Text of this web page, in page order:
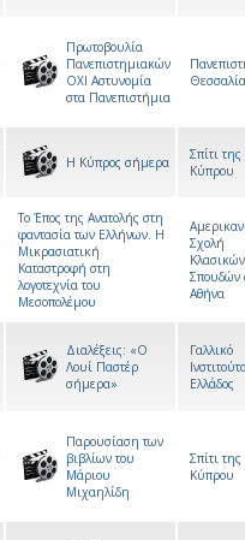
Πρωτοβουλία
Πανεπιστημιακών
ΟΧΙ Αστυνομία
στα Πανεπιστήμια
Η Κύπρος σήμερα
Σπίτι της
Κύπρου
Το Έπος της Ανατολής στη
φαντασία των Ελλήνων. Η
Μικρασιατική
Καταστροφή στη
λογοτεχνία του
Μεσοπολέμου
Σχολή
Κλασικών
Σπουδών
Αθήνα
Διαλέξεις: «Ο
Λουί Παστέρ
σήμερα»
Γαλλικό
Ινστιτούτο
Ελλάδος
Παρουσίαση των
βιβλίων του
Μάριου
Μιχαηλίδη
Σπίτι της
Κύπρου